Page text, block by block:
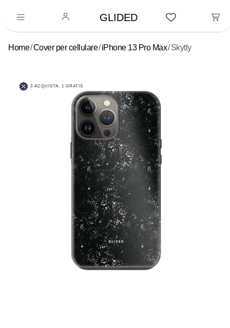
GLIDED
Home Cover per cellulare iPhone 13 Pro Max Skytly
3 ACQUISTA, 1 GRATIS